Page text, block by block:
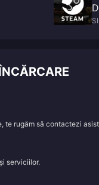
te rugăm să contactezi
serviciilor.